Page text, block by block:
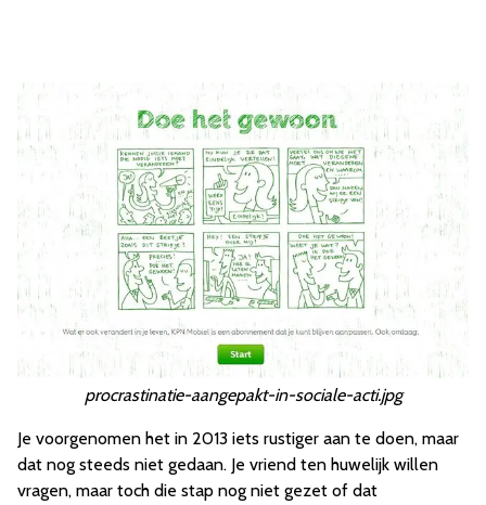
procrastinatie-aangepakt-in-sociale-acti.jpg
Je voorgenomen het in 2013 iets rustiger aan te doen, maar
dat nog steeds niet gedaan. Je vriend ten huwelijk willen
vragen, maar toch die stap nog niet gezet of dat